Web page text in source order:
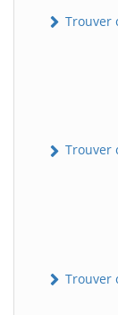
Trouver
Trouver
Trouver